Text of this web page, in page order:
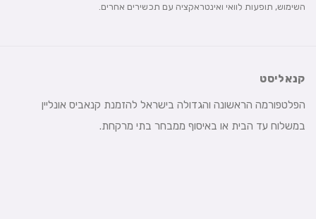
השימוש, תופעות לוואי ואינטראקציה עם תכשירים אחרים.
קנאליסט
הפלטפורמה הראשונה והגדולה בישראל להזמנת קנאביס אונליין
במשלוח עד הבית או באיסוף ממבחר בתי מרקחת.